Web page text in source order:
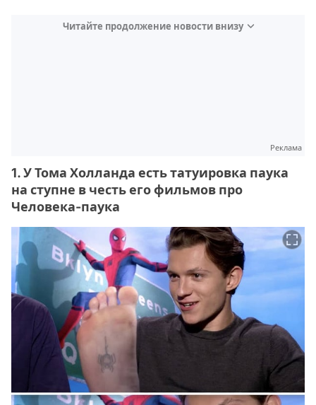
Читайте продолжение новости внизу
Реклама
1. У Тома Холланда есть татуировка паука
на ступне в честь его фильмов про
Человека-паука